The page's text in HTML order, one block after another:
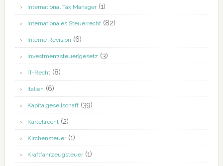
International Tax Manager(1)
Internationales Steuerrecht(82)
Interne Revision (6)
Investment(steuer)gesetz (3)
IT-Recht(8)
Italien (6)
Kapitalgesellschaft(39)
Kartellrecht(2)
Kirchensteuer(1)
Kraftfahrzeugsteuer(1)